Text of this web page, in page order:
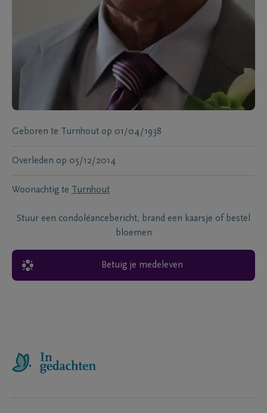
Geboren te Turnhout op 01/04/1938
Overleden op 05/12/2014
Woonachtig te Turnhout
Stuur een condoléancebericht, brand een kaarsje of bestel
bloemen
Betuig je medeleven